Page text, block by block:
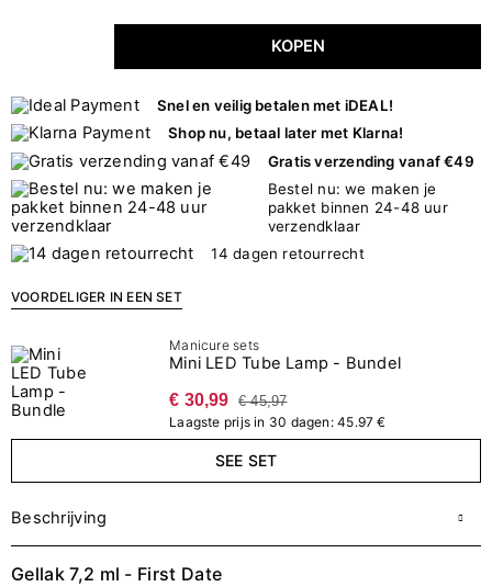
KOPEN
Snel en veilig betalen met iDEAL!
Shop nu, betaal later met Klarna!
Gratis verzending vanaf €49
Bestel nu: we maken je
pakket binnen 24-48 uur
verzendklaar
14 dagen retourrecht
VOORDELIGER IN EEN SET
Manicure sets
Mini LED Tube Lamp - Bundel
€ 30,99 € 45,97
Laagste prijs in 30 dagen: 45.97 €
SEE SET
Beschrijving
Gellak 7,2 ml - First Date